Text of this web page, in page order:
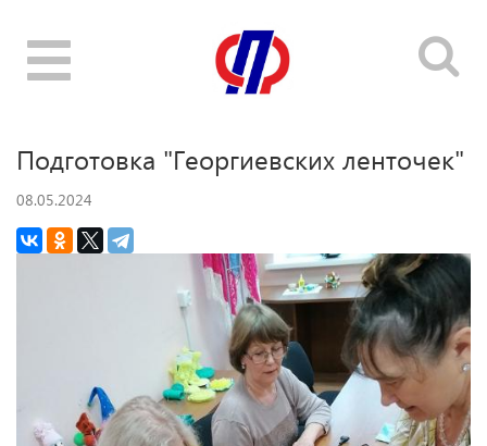
Toggle
navigation
Подготовка "Георгиевских ленточек"
08.05.2024